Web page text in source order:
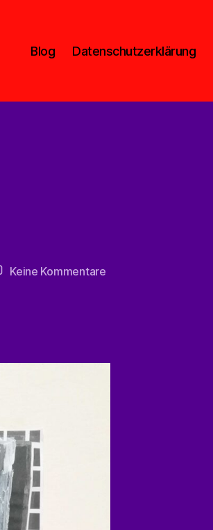
Blog Datenschutzerklärung
Keine Kommentarezu